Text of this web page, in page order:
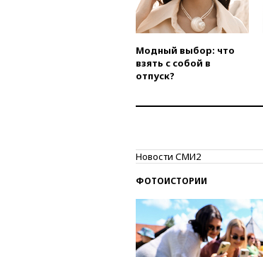
Модный выбор: что
взять с собой в
отпуск?
Новости СМИ2
ФОТОИСТОРИИ